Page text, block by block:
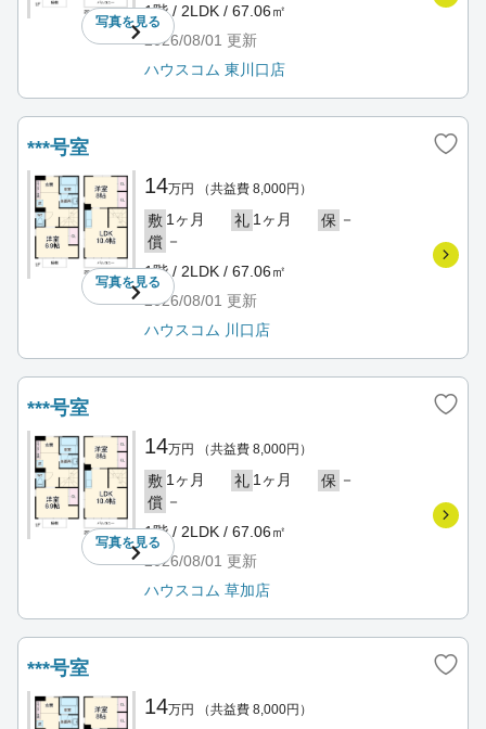
写真を見る
1階 / 2LDK / 67.06㎡
2026/08/01 更新
ハウスコム 東川口店
***号室
写真を見る
14万円 （共益費 8,000円）
敷 1ヶ月 礼 1ヶ月 保 －
償 －
1階 / 2LDK / 67.06㎡
2026/08/01 更新
ハウスコム 川口店
***号室
写真を見る
14万円 （共益費 8,000円）
敷 1ヶ月 礼 1ヶ月 保 －
償 －
1階 / 2LDK / 67.06㎡
2026/08/01 更新
ハウスコム 草加店
***号室
14万円 （共益費 8,000円）